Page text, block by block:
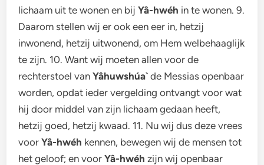
lichaam uit te wonen en bijYâ-hwéh in te wonen. 9.
Daarom stellen wij er ook een eer in, hetzij
inwonend, hetzij uitwonend, om Hem welbehaaglijk
te zijn. 10. Want wij moeten allen voor de
rechterstoel vanYâhuwshúa`de Messias openbaar
worden, opdat ieder vergelding ontvangt voor wat
hij door middel van zijn lichaam gedaan heeft,
hetzij goed, hetzij kwaad. 11. Nu wij dus deze vrees
voorYâ-hwéh kennen, bewegen wij de mensen tot
het geloof; en voorYâ-hwéh zijn wij openbaar